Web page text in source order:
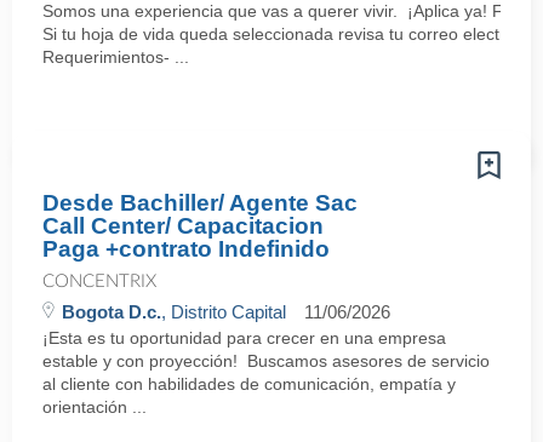
Somos una experiencia que vas a querer vivir. ¡Aplica ya!
Si tu hoja de vida queda seleccionada revisa tu correo
Requerimientos- ...
Desde Bachiller/ Agente Sac
Call Center/ Capacitacion
Paga +contrato Indefinido
CONCENTRIX
Bogota D.c., Distrito Capital 11/06/2026
¡Esta es tu oportunidad para crecer en una empresa
estable y con proyección! Buscamos asesores de servicio
al cliente con habilidades de comunicación, empatía y
orientación ...